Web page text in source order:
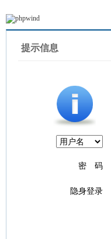
提示信息
密 码
隐身登录